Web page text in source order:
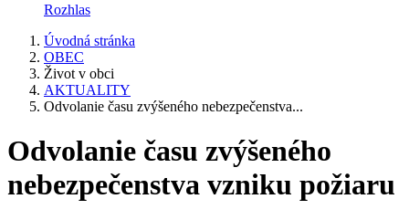
Rozhlas
Úvodná stránka
OBEC
Život v obci
AKTUALITY
Odvolanie času zvýšeného nebezpečenstva...
Odvolanie času zvýšeného
nebezpečenstva vzniku požiaru